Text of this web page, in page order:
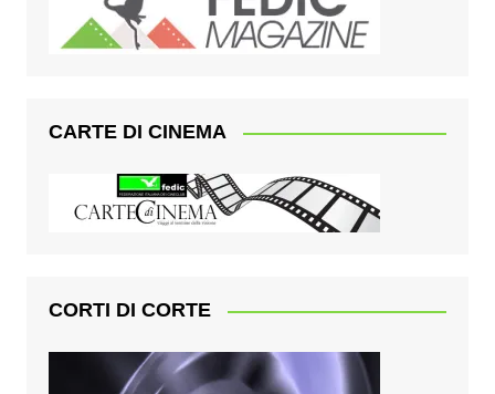
CARTE DI CINEMA
CORTI DI CORTE